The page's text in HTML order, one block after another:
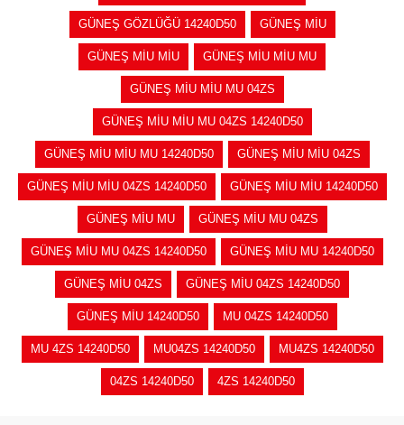
GÜNEŞ GÖZLÜĞÜ 14240D50 GÜNEŞ MİU
GÜNEŞ MİU MİU GÜNEŞ MİU MİU MU
GÜNEŞ MİU MİU MU 04ZS
GÜNEŞ MİU MİU MU 04ZS 14240D50
GÜNEŞ MİU MİU MU 14240D50 GÜNEŞ MİU MİU 04ZS
GÜNEŞ MİU MİU 04ZS 14240D50 GÜNEŞ MİU MİU 14240D50
GÜNEŞ MİU MU GÜNEŞ MİU MU 04ZS
GÜNEŞ MİU MU 04ZS 14240D50 GÜNEŞ MİU MU 14240D50
GÜNEŞ MİU 04ZS GÜNEŞ MİU 04ZS 14240D50
GÜNEŞ MİU 14240D50 MU 04ZS 14240D50
MU 4ZS 14240D50 MU04ZS 14240D50 MU4ZS 14240D50
04ZS 14240D50 4ZS 14240D50